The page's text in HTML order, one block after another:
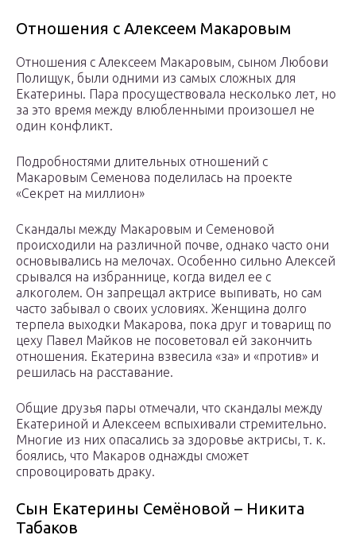
Отношения с Алексеем Макаровым
Отношения с Алексеем Макаровым, сыном Любови
Полищук, были одними из самых сложных для
Екатерины. Пара просуществовала несколько лет, но
за это время между влюбленными произошел не
один конфликт.
Подробностями длительных отношений с
Макаровым Семенова поделилась на проекте
«Секрет на миллион»
Скандалы между Макаровым и Семеновой
происходили на различной почве, однако часто они
основывались на мелочах. Особенно сильно Алексей
срывался на избраннице, когда видел ее с
алкоголем. Он запрещал актрисе выпивать, но сам
часто забывал о своих условиях. Женщина долго
терпела выходки Макарова, пока друг и товарищ по
цеху Павел Майков не посоветовал ей закончить
отношения. Екатерина взвесила «за» и «против» и
решилась на расставание.
Общие друзья пары отмечали, что скандалы между
Екатериной и Алексеем вспыхивали стремительно.
Многие из них опасались за здоровье актрисы, т. к.
боялись, что Макаров однажды сможет
спровоцировать драку.
Сын Екатерины Семёновой – Никита
Табаков